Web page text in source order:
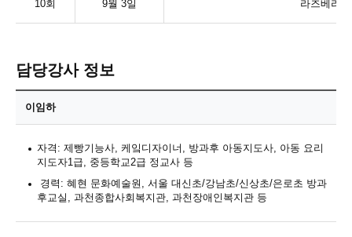
10회 9월 3일 라즈베리
담당강사 정보
이임하
자격: 제빵기능사, 케잌디자이너, 방과후 아동지도사, 아동 요리
지도자1급, 중등학교2급 정교사 등
경력: 혜현 문화예술원, 서울 대신초/강남초/신상초/은로초 방과
후교실, 과천종합사회복지관, 과천장애인복지관 등